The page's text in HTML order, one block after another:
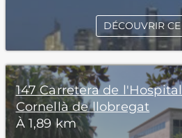
DÉCOUVRIR
147 Carretera de
Cornellà de llobregat
À 1,89 km